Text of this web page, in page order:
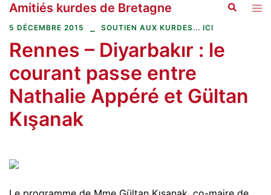
Aller
au
Amitiés kurdes de Bretagne
5 DÉCEMBRE 2015 SOUTIEN AUX KURDES... ICI
Rennes – Diyarbakır : le
courant passe entre
Nathalie Appéré et Gültan
Kışanak